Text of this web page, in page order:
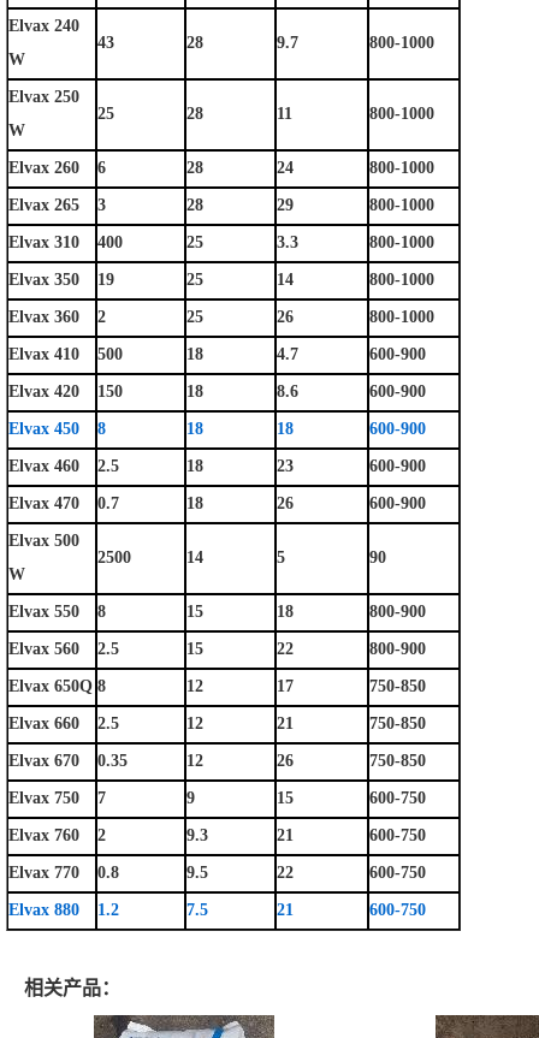
Elvax 240
W
43 28 9.7 800-1000
Elvax 250
W
25 28 11 800-1000
Elvax 260 6 28 24 800-1000
Elvax 265 3 28 29 800-1000
Elvax 310 400 25 3.3 800-1000
Elvax 350 19 25 14 800-1000
Elvax 360 2 25 26 800-1000
Elvax 410 500 18 4.7 600-900
Elvax 420 150 18 8.6 600-900
Elvax 450 8 18 18 600-900
Elvax 460 2.5 18 23 600-900
Elvax 470 0.7 18 26 600-900
Elvax 500
W
2500 14 5 90
Elvax 550 8 15 18 800-900
Elvax 560 2.5 15 22 800-900
Elvax 650Q 8 12 17 750-850
Elvax 660 2.5 12 21 750-850
Elvax 670 0.35 12 26 750-850
Elvax 750 7 9 15 600-750
Elvax 760 2 9.3 21 600-750
Elvax 770 0.8 9.5 22 600-750
Elvax 880 1.2 7.5 21 600-750
相关产品：